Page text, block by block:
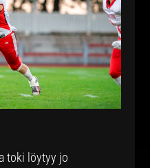
toki löytyy jo